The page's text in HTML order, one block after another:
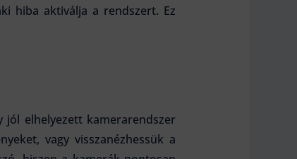
hiba aktiválja a rendszert. Ez
jól elhelyezett kamerarendszer
vagy visszanézhessük a